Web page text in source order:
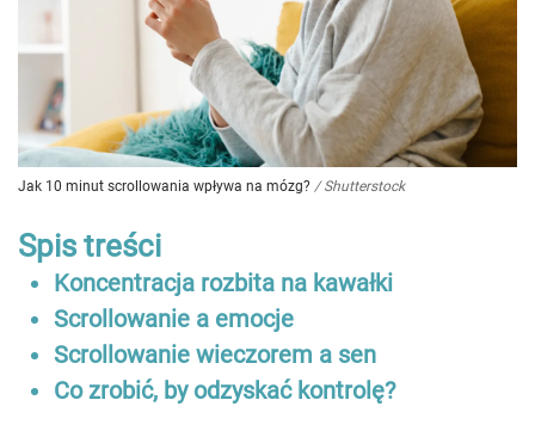
Jak 10 minut scrollowania wpływa na mózg? / Shutterstock
Spis treści
Koncentracja rozbita na kawałki
Scrollowanie a emocje
Scrollowanie wieczorem a sen
Co zrobić, by odzyskać kontrolę?